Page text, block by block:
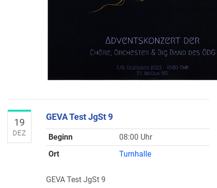
19
DEZ
GEVA Test JgSt 9
Beginn
08:00 Uhr
Ort
Turnhalle
GEVA Test JgSt 9